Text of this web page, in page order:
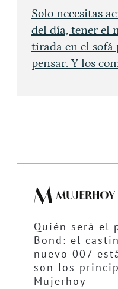
Solo necesitas
del día, tener el
tirada en el
pensar. Y los
Quién será el
Bond: el
nuevo 007
son los
Mujerhoy